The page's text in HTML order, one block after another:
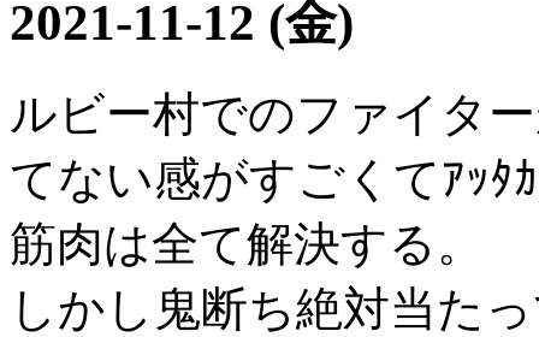
2021-11-12 (金)
ルビー村でのファイタ
てない感がすごくてｱｯﾀ
筋肉は全て解決する。
しかし鬼断ち絶対当た